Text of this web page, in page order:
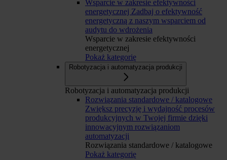
Wsparcie w zakresie efektywności
energetycznej Zadbaj o efektywność
energetyczną z naszym wsparciem od
audytu do wdrożenia
Wsparcie w zakresie efektywności
energetycznej
Pokaż kategorię
Robotyzacja i automatyzacja produkcji
Robotyzacja i automatyzacja produkcji
Rozwiązania standardowe / katalogowe
Zwiększ precyzję i wydajność procesów
produkcyjnych w Twojej firmie dzięki
innowacyjnym rozwiązaniom
automatyzacji
Rozwiązania standardowe / katalogowe
Pokaż kategorię